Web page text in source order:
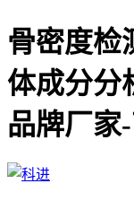
骨密度检
体成分分
品牌厂家